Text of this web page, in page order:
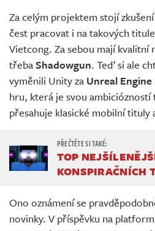
Za celým projektem stojí
čest pracovat i na takových
Vietcong. Za sebou mají kvalitní
třebaShadowgun. Teď si ale
vyměnili Unity za Unreal Engine
hru, která je svou ambiciózností
přesahuje klasické mobilní tituly
TOP
KONSPIRAČNÍCH
Ono oznámení se
novinky. V příspěvku na